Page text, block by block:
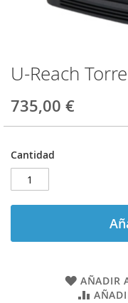
U-Reach
735,00 €
Cantidad
AÑADIR
Saltar
al
comienzo
de
la
de
imágenes